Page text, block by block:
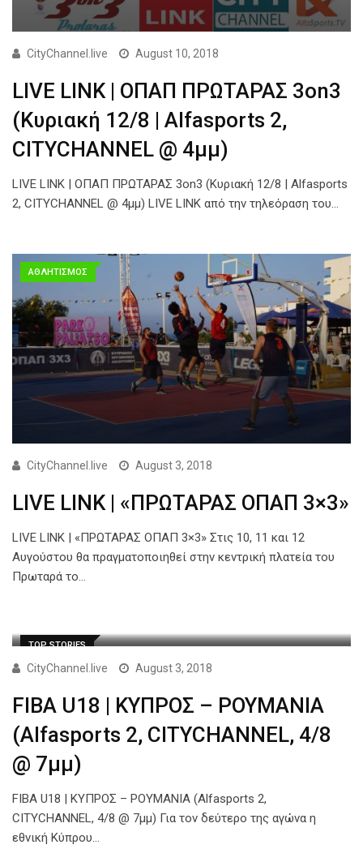
CityChannel.live August 10, 2018
LIVE LINK | ΟΠΑΠ ΠΡΩΤΑΡΑΣ 3on3
(Κυριακή 12/8 | Alfasports 2,
CITYCHANNEL @ 4μμ)
LIVE LINK | ΟΠΑΠ ΠΡΩΤΑΡΑΣ 3on3 (Κυριακή 12/8 | Alfasports
2, CITYCHANNEL @ 4μμ) LIVE LINK από την τηλεόραση του…
ΑΘΛΗΤΙΣΜΟΣ
CityChannel.live August 3, 2018
LIVE LINK | «ΠΡΩΤΑΡΑΣ ΟΠΑΠ 3×3»
LIVE LINK | «ΠΡΩΤΑΡΑΣ ΟΠΑΠ 3×3» Στις 10, 11 και 12
Αυγούστου θα πραγματοποιηθεί στην κεντρική πλατεία του
Πρωταρά το…
TOP STORIES
CityChannel.live August 3, 2018
FIBA U18 | ΚΥΠΡΟΣ – ΡΟΥΜΑΝΙΑ
(Alfasports 2, CITYCHANNEL, 4/8
@ 7μμ)
FIBA U18 | ΚΥΠΡΟΣ – ΡΟΥΜΑΝΙΑ (Alfasports 2,
CITYCHANNEL, 4/8 @ 7μμ) Για τον δεύτερο της αγώνα η
εθνική Κύπρου…